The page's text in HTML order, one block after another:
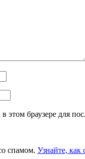
этом браузере для
спамом. Узнайте, как